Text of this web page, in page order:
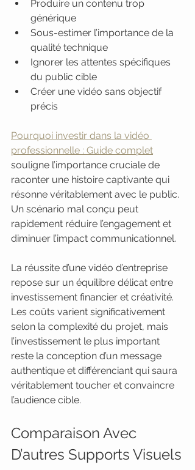
Produire un contenu trop
générique
Sous-estimer l’importance de la
qualité technique
Ignorer les attentes spécifiques
du public cible
Créer une vidéo sans objectif
précis
Pourquoi investir dans la vidéo
professionnelle : Guide complet
souligne l’importance cruciale de
raconter une histoire captivante qui
résonne véritablement avec le public.
Un scénario mal conçu peut
rapidement réduire l’engagement et
diminuer l’impact communicationnel.
La réussite d’une vidéo d’entreprise
repose sur un équilibre délicat entre
investissement financier et créativité.
Les coûts varient significativement
selon la complexité du projet, mais
l’investissement le plus important
reste la conception d’un message
authentique et différenciant qui saura
véritablement toucher et convaincre
l’audience cible.
Comparaison Avec
D’autres Supports Visuels